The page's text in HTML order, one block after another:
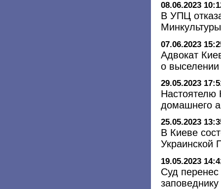
08.06.2023
В УПЦ
07.06.2023
Адвокат
о
29.05.2023
Настоятелю
домашнего
25.05.2023
В Киеве
Украинской
19.05.2023
Суд